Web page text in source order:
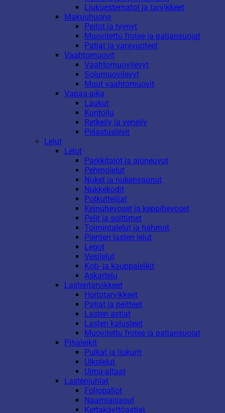
Liukuestematot ja tarvikkeet
Makuuhuone
Peitot ja tyynyt
Muovitettu frotee ja patjansuojat
Patjat ja varavuoteet
Vaahtomuovit
Vaahtomuovilevyt
Solumuovilevyt
Muut vaahtomuovit
Vapaa-aika
Laukut
Kuntoilu
Retkeily ja veneily
Pelastusliivit
Lelut
Lelut
Parkkitalot ja ajoneuvot
Pehmolelut
Nuket ja nukenvaunut
Nukkekodit
Potkuttelijat
Keinuhevoset ja keppihevoset
Pelit ja soittimet
Toimintalelut ja hahmot
Pienten lasten lelut
Legot
Vesilelut
Koti- ja kauppaleikit
Askartelu
Lastentarvikkeet
Hoitotarvikkeet
Patjat ja peitteet
Lasten astiat
Lasten kalusteet
Muovitettu frotee ja patjansuojat
Pihaleikit
Pulkat ja liukurit
Ulkolelut
Uima-altaat
Lastenjuhlat
Foliopallot
Naamiaisasut
Kertakäyttöastiat